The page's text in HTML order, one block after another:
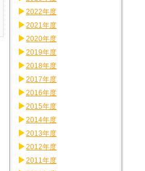
2022年度
2021年度
2020年度
2019年度
2018年度
2017年度
2016年度
2015年度
2014年度
2013年度
2012年度
2011年度